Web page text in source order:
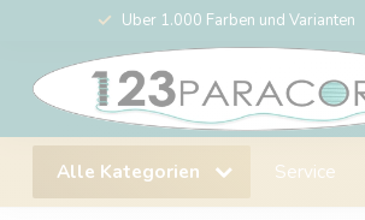
Über 1.000 Farben und Varianten
Alle Kategorien Service